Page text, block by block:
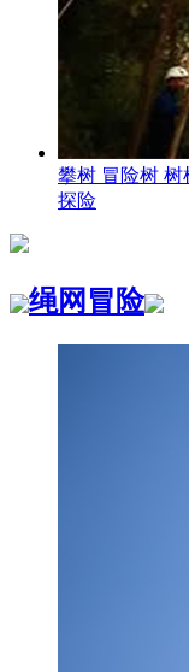
攀树 冒险树
探险
绳网冒险